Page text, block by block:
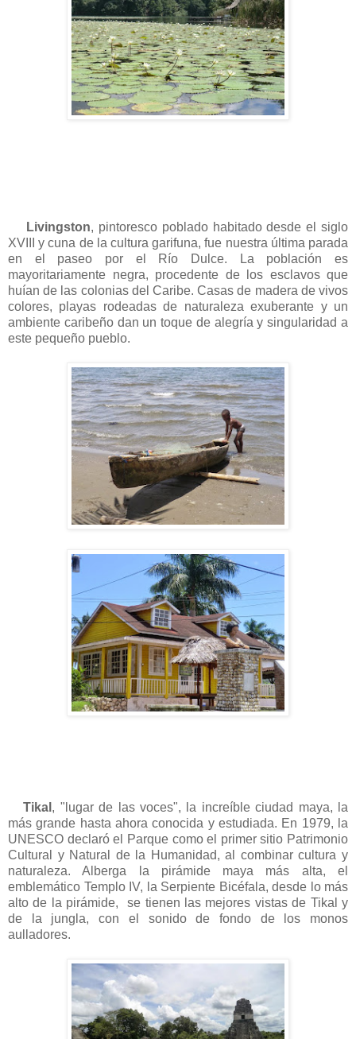
Livingston, pintoresco poblado habitado desde el siglo
XVIII y cuna de la cultura garifuna, fue nuestra última parada
en el paseo por el Río Dulce. La población es
mayoritariamente negra, procedente de los esclavos que
huían de las colonias del Caribe. Casas de madera de vivos
colores, playas rodeadas de naturaleza exuberante y un
ambiente caribeño dan un toque de alegría y singularidad a
este pequeño pueblo.
Tikal , "lugar de las voces", la increíble ciudad maya, la
más grande hasta ahora conocida y estudiada. En 1979, la
UNESCO declaró el Parque como el primer sitio Patrimonio
Cultural y Natural de la Humanidad, al combinar cultura y
naturaleza. Alberga la pirámide maya más alta, el
emblemático Templo IV, la Serpiente Bicéfala, desde lo más
alto de la pirámide, se tienen las mejores vistas de Tikal y
de la jungla, con el sonido de fondo de los monos
aulladores.